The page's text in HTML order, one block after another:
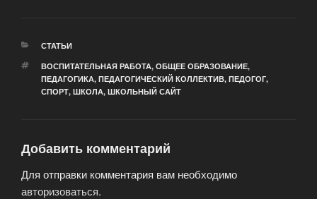
РУБРИКИ
СТАТЬИ
МЕТКИ
ВОСПИТАТЕЛЬНАЯ РАБОТА, ОБЩЕЕ ОБРАЗОВАНИЕ,
ПЕДАГОГИКА, ПЕДАГОГИЧЕСКИЙ КОЛЛЕКТИВ, ПЕДОГОГ,
СПОРТ, ШКОЛА, ШКОЛЬНЫЙ САЙТ
Добавить комментарий
Для отправки комментария вам необходимо
авторизоваться.